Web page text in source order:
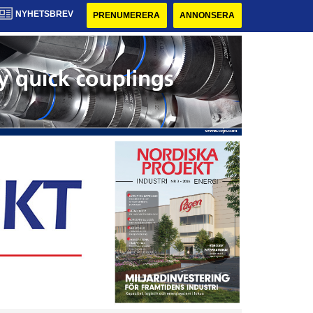
NYHETSBREV PRENUMERERA ANNONSERA